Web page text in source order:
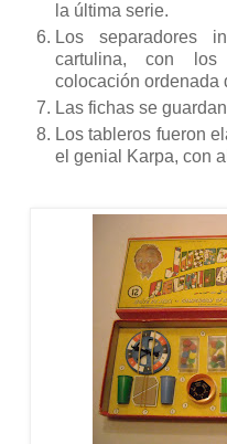
la última serie.
Los separadores
cartulina, con
colocación ordenada
Las fichas se
Los tableros fueron
el genial Karpa, con